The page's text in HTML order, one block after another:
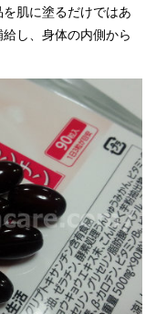
肌に塗るだけではあ
し、身体の内側から